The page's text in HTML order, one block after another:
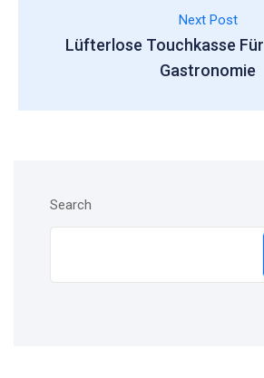
Next Post
Lüfterlose Touchkasse
Gastronomie
Search